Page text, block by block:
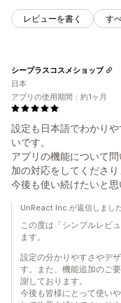
レビューを書く す
設定も日本語でわかり
いです。
アプリの機能について
加の対応をしてくださり
今後も使い続けたいと思
シープラスコスメショップ
日本
アプリの使用期間：約1ヶ月
UnReact Inc.が返信しまし
この度は「シンプルレビ
ます。
設定の分かりやすさやデ
す。また、機能追加のご
謝しております。
今後も皆様にとって使い